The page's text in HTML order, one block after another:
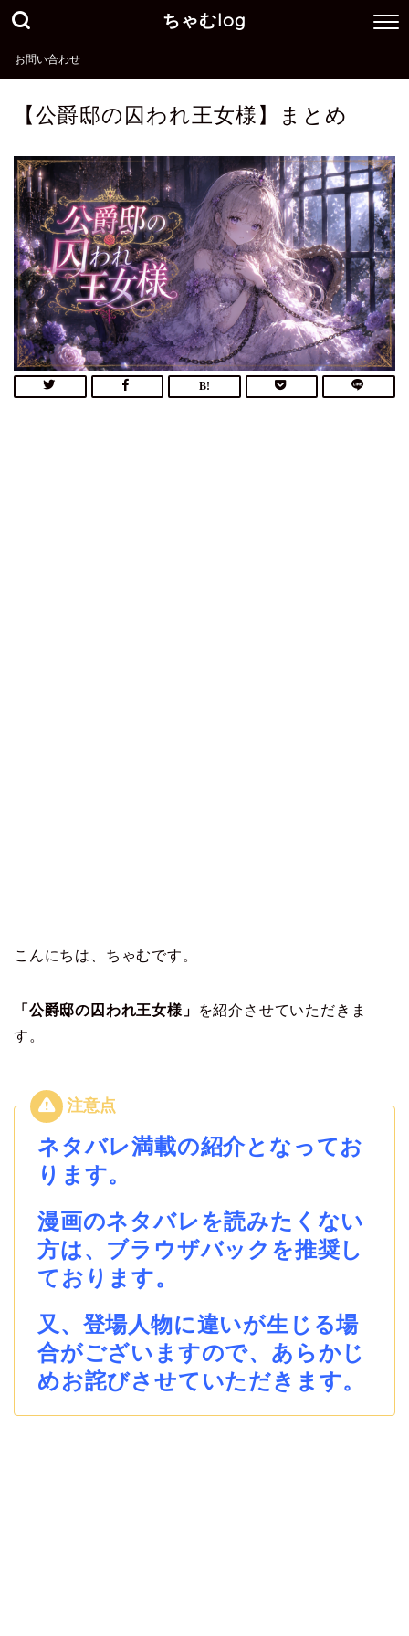
ちゃむlog
お問い合わせ
【公爵邸の囚われ王女様】まとめ
こんにちは、ちゃむです。
「公爵邸の囚われ王女様」
を紹介させていただきま
す。
ネタバレ満載の紹介となってお
ります。
漫画のネタバレを読みたくない
方は、ブラウザバックを推奨し
ております。
又、登場人物に違いが生じる場
合がございますので、あらかじ
めお詫びさせていただきます。